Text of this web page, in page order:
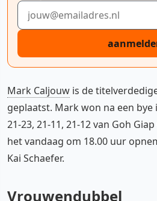
E-mailadres
Mark Caljouw is de
geplaatst. Mark won na een
21-23, 21-11, 21-12 van Goh
het vandaag om 18.00 uur
Kai Schaefer.
Vrouwendubbel